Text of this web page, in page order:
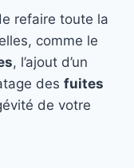
refaire toute la
comme le
, l’ajout d’un
des fuites
de votre